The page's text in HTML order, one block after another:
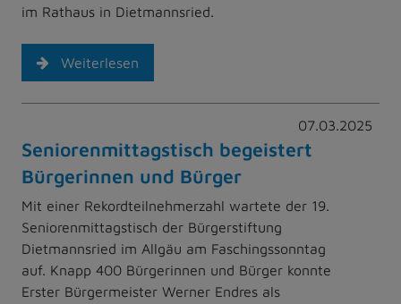
im Rathaus in Dietmannsried.
Weiterlesen
07.03.2025
Seniorenmittagstisch begeistert
Bürgerinnen und Bürger
Mit einer Rekordteilnehmerzahl wartete der 19.
Seniorenmittagstisch der Bürgerstiftung
Dietmannsried im Allgäu am Faschingssonntag
auf. Knapp 400 Bürgerinnen und Bürger konnte
Erster Bürgermeister Werner Endres als